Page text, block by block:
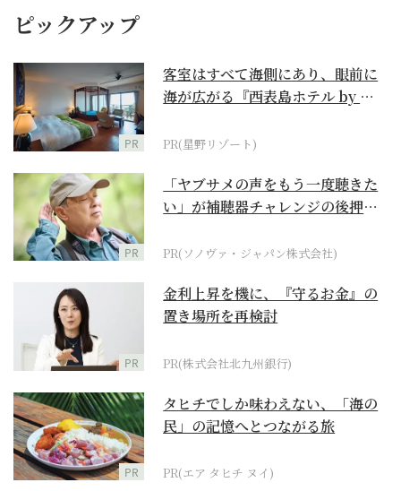
ピックアップ
PR
客室はすべて海側にあり、眼前に
海が広がる『西表島ホテル by 星
PR(星野リゾート)
PR
「ヤブサメの声をもう一度聴きた
い」が補聴器チャレンジの後押し
PR(ソノヴァ・ジャパン株式会社)
PR
金利上昇を機に、『守るお金』の
置き場所を再検討
PR(株式会社北九州銀行)
PR
タヒチでしか味わえない、「海の
民」の記憶へとつながる旅
PR(エア タヒチ ヌイ)